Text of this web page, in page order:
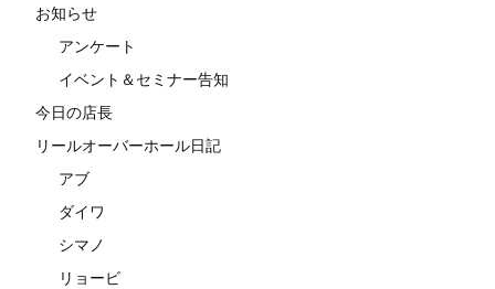
お知らせ
アンケート
イベント＆セミナー告知
今日の店長
リールオーバーホール日記
アブ
ダイワ
シマノ
リョービ